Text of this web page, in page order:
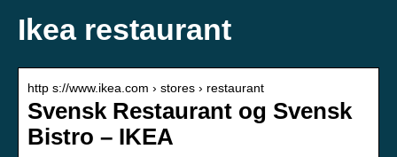
Ikea restaurant
http s://www.ikea.com › stores › restaurant
Svensk Restaurant og Svensk
Bistro – IKEA